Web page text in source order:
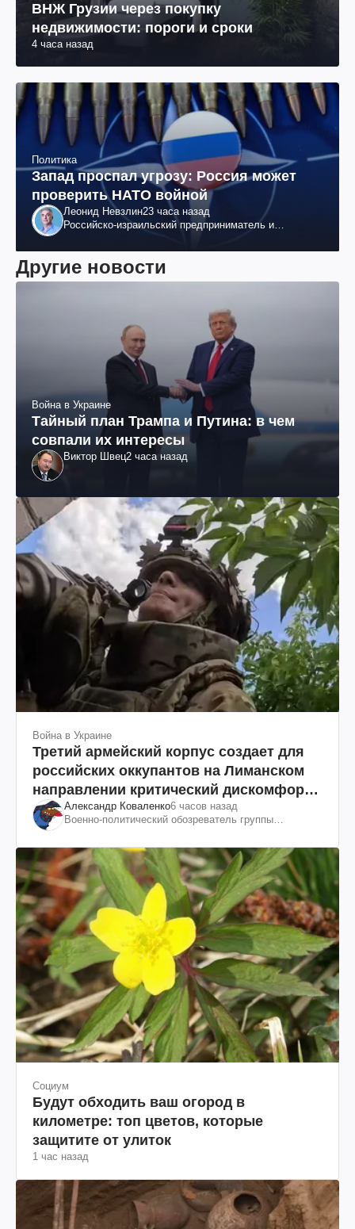
ВНЖ Грузии через покупку
недвижимости: пороги и сроки
4 часа назад
Политика
Запад проспал угрозу: Россия может
проверить НАТО войной
Леонид Невзлин23 часа назад
Российско-израильский предприниматель и
"ЮКОСа"
Другие новости
Война в Украине
Тайный план Трампа и Путина: в чем
совпали их интересы
Виктор Швец2 часа назад
Война в Украине
Третий армейский корпус создает для
российских оккупантов на Лиманском
направлении критический дискомфорт:
как это удалось
Александр Коваленко6 часов назад
Военно-политический обозреватель группы
Социум
Будут обходить ваш огород в
километре: топ цветов, которые
защитите от улиток
1 час назад